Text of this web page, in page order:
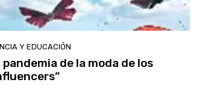
Y EDUCACIÓN
pandemia de la moda de los